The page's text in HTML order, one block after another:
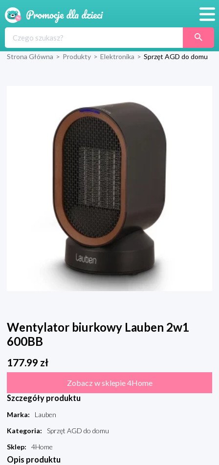
Produkty
Blog
Wyprawka
Strona Główna > Produkty > Elektronika > Sprzęt AGD do domu
Wentylator biurkowy Lauben 2w1
600BB
177.99 zł
Zobacz w sklepie 4Home
Szczegóły produktu
Marka:
Lauben
Kategoria:
Sprzęt AGD do domu
Sklep: 4Home
Opis produktu